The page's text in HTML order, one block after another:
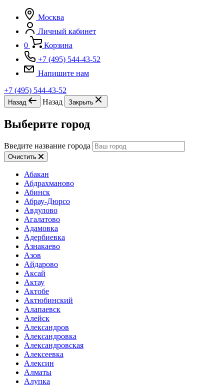
Москва
Личный кабинет
0
Корзина
+7 (495) 544-43-52
Напишите нам
+7 (495) 544-43-52
Назад Назад Закрыть
Выберите город
Введите название города
Очистить
Абакан
Абдрахманово
Абинск
Абрау-Дюрсо
Авдулово
Агалатово
Адамовка
Адербиевка
Азнакаево
Азов
Айдарово
Аксай
Актау
Актобе
Актюбинский
Алапаевск
Алейск
Александров
Александровка
Александровская
Алексеевка
Алексин
Алматы
Алупка